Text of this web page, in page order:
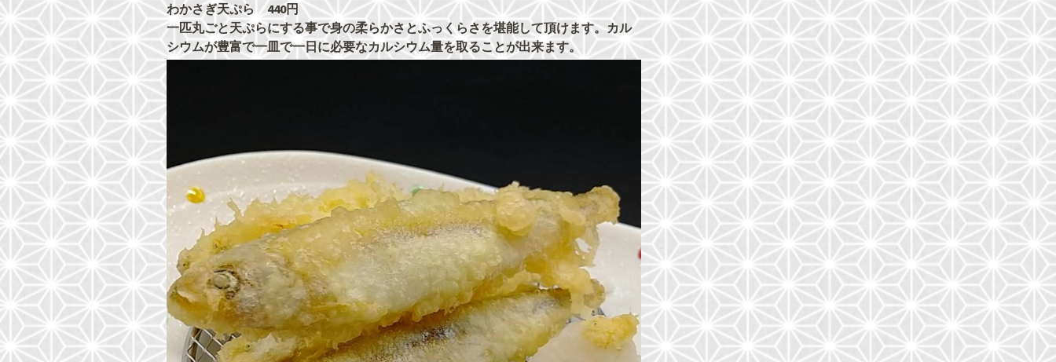
わかさぎ天ぷら 440円
一匹丸ごと天ぷらにする事で身の柔らかさとふっくらさを堪能して頂けます。カル
シウムが豊富で一皿で一日に必要なカルシウム量を取ることが出来ます。